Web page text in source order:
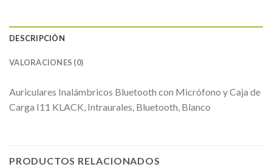
DESCRIPCIÓN
VALORACIONES (0)
Auriculares Inalámbricos Bluetooth con Micrófono y Caja de
Carga I11 KLACK, Intraurales, Bluetooth, Blanco
PRODUCTOS RELACIONADOS